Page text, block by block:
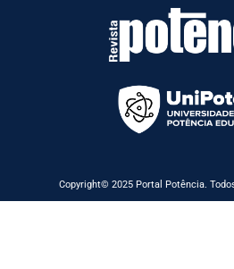
Copyright© 2025 Portal Potência.